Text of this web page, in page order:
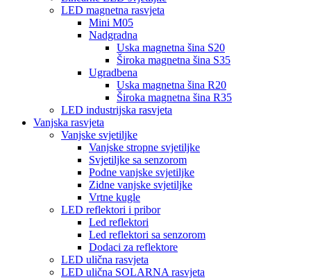
LED magnetna rasvjeta
Mini M05
Nadgradna
Uska magnetna šina S20
Široka magnetna šina S35
Ugradbena
Uska magnetna šina R20
Široka magnetna šina R35
LED industrijska rasvjeta
Vanjska rasvjeta
Vanjske svjetiljke
Vanjske stropne svjetiljke
Svjetiljke sa senzorom
Podne vanjske svjetiljke
Zidne vanjske svjetiljke
Vrtne kugle
LED reflektori i pribor
Led reflektori
Led reflektori sa senzorom
Dodaci za reflektore
LED ulična rasvjeta
LED ulična SOLARNA rasvjeta